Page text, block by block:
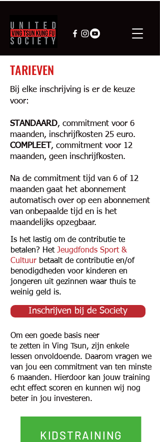
TARIEVEN
Bij elke inschrijving is er de keuze
voor:
STANDAARD, commitment voor 6
maanden, inschrijfkosten 25 euro.
COMPLEET , commitment voor 12
maanden, geen inschrijfkosten.
Na de commitment tijd van 6 of 12
maanden gaat het abonnement
automatisch over op een abonnement
van onbepaalde tijd en is het
maandelijks opzegbaar.
Is het lastig om de contributie te
betalen? Het Jeugdfonds Sport &
Cultuur betaalt de contributie en/of
benodigdheden voor kinderen en
jongeren uit gezinnen waar thuis te
weinig geld is.
Inschrijven bij de Society
Om een goede basis neer
te zetten in Ving Tsun, zijn enkele
lessen onvoldoende. Daarom vragen we
van jou een commitment van ten minste
6 maanden. Hierdoor kan jouw training
echt effect scoren en kunnen wij nog
beter in jou investeren.
KIDSTRAINING